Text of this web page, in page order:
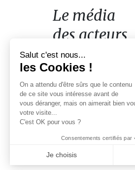
acteurs
de
l'engagement
Le média
des acteurs
de
Salut c'est nous...
les Cookies !
On a attendu d'être sûrs que le contenu
de ce site vous intéresse avant de
vous déranger, mais on aimerait bien
votre visite...
C'est OK pour vous ?
Consentements certifiés par
Je choisis